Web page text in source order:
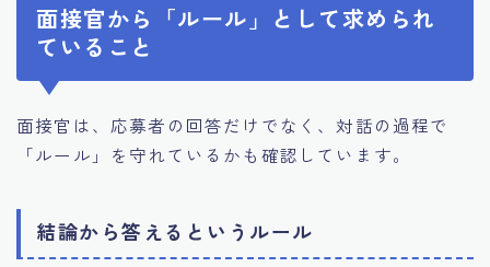
面接官から「ルール」として求められ
ていること
面接官は、応募者の回答だけでなく、対話の過程で
「ルール」を守れているかも確認しています。
結論から答えるというルール